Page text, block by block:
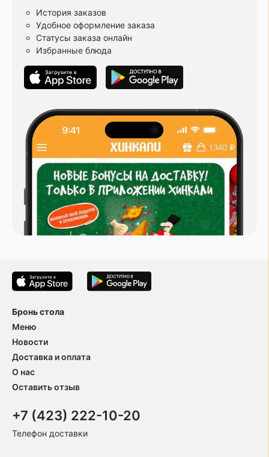
История заказов
Удобное оформление заказа
Статусы заказа онлайн
Избранные блюда
Бронь стола
Меню
Новости
Доставка и оплата
О нас
Оставить отзыв
+7 (423) 222-10-20
Телефон доставки